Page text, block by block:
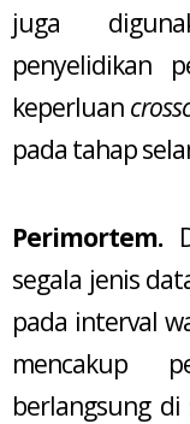
juga
penyelidikan
keperluan
pada tahap
Perimortem.
segala jenis
pada interval
mencakup
berlangsung